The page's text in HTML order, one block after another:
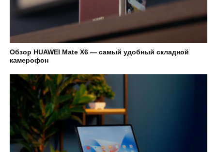
Обзор HUAWEI Mate X6 — самый удобный складной
камерофон